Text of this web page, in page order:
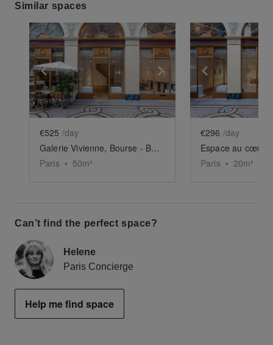
Similar spaces
Show previous slide Show next slide
€525 /day
Galerie Vivienne, Bourse - Boutique Vivienne
Paris • 50m²
Show
€296 /day
Paris • 20m²
Can’t find the perfect space?
Helene
Paris Concierge
Help me find space